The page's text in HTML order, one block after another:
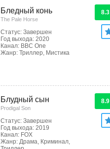
Бледный конь
The Pale Horse
Статус: Завершен
Год выхода: 2020
Канал: BBC One
Жанр: Триллер, Мистика
8.3
Блудный сын
Prodigal Son
Статус: Завершен
Год выхода: 2019
Канал: FOX
Жанр: Драма, Криминал,
8.9